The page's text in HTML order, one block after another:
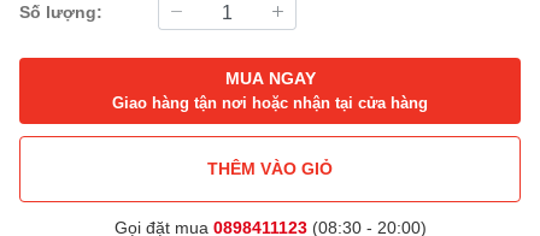
Số lượng:
MUA NGAY
Giao hàng tận nơi hoặc nhận tại cửa hàng
THÊM VÀO GIỎ
Gọi đặt mua 0898411123(08:30 - 20:00)